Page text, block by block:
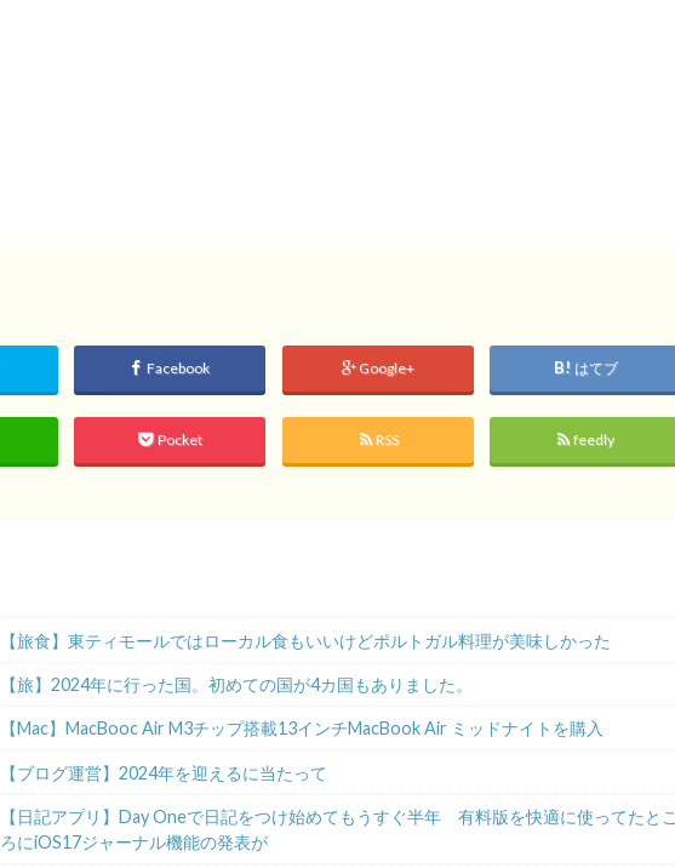
Facebook Google+ はてブ
Pocket RSS feedly
【旅食】東ティモールではローカル食もいいけどポルトガル料理が美味しかった
【旅】2024年に行った国。初めての国が4カ国もありました。
【Mac】MacBooc Air M3チップ搭載13インチMacBook Air ミッドナイトを購入
【ブログ運営】2024年を迎えるに当たって
【日記アプリ】Day Oneで日記をつけ始めてもうすぐ半年 有料版を快適に使ってたとこ
ろにiOS17ジャーナル機能の発表が